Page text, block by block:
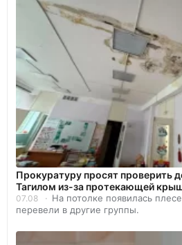
Прокуратуру просят проверить
Тагилом из-за протекающей
07.08
На потолке появилась
перевели в другие группы.